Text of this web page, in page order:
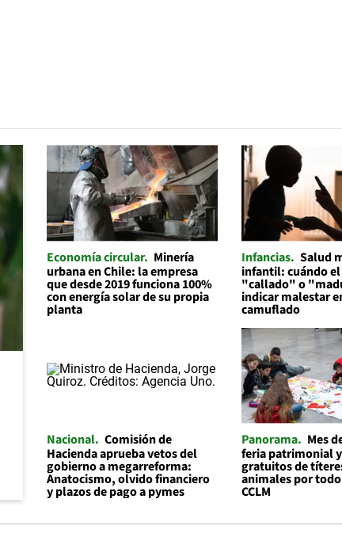
Economía circular
Minería
urbana en Chile: la empresa
que desde 2019 funciona 100%
con energía solar de su propia
planta
Infancias Salud
infantil: cuándo
"callado" o
indicar malestar
camuflado
Nacional Comisión de
Hacienda aprueba vetos del
gobierno a megarreforma:
Anatocismo, olvido financiero
y plazos de pago a pymes
Panorama Mes
feria patrimonial
gratuitos de
animales por
CCLM